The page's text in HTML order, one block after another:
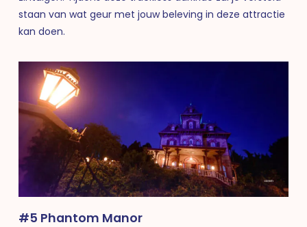
staan van wat geur met jouw beleving in deze attractie
kan doen.
#5 Phantom Manor